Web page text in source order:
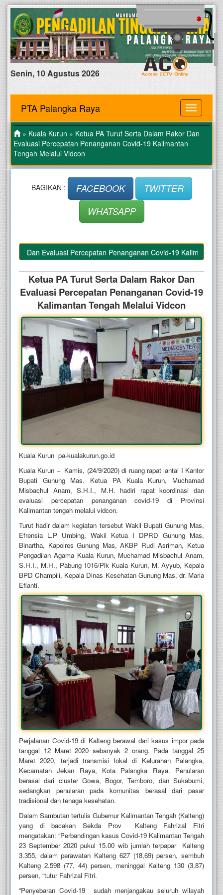
Senin, 10 Agustus 2026
MENU
PTA Palangka Raya
» Kuala Kurun » Ketua PA Turut Serta Dalam Rakor Dan
Evaluasi Percepatan Penanganan Covid-19 Kalimantan
Tengah Melalui Vidcon
BAGIKAN : FACEBOOK
TWITTER
WHATSAPP
Dan Evaluasi Percepatan Penanganan Covid-19 Kalimantan
Ketua PA Turut Serta Dalam Rakor Dan
Evaluasi Percepatan Penanganan Covid-19
Kalimantan Tengah Melalui Vidcon
Kuala Kurun│pa-kualakurun.go.id
Kuala Kurun – Kamis, (24/9/2020) di ruang rapat lantai I Kantor
Bupati Gunung Mas. Ketua PA Kuala Kurun, Muchamad
Misbachul Anam, S.H.I., M.H. hadiri rapat koordinasi dan
evaluasi percepatan penanganan covid-19 di Provinsi
Kalimantan tengah melalui vidcon.
Turut hadir dalam kegiatan tersebut Wakil Bupati Gunung Mas,
Efrensia L.P Umbing, Wakil Ketua I DPRD Gunung Mas,
Binartha, Kapolres Gunung Mas, AKBP Rudi Asriman, Ketua
Pengadilan Agama Kuala Kurun, Muchamad Misbachul Anam,
S.H.I., M.H., Pabung 1016/Plk Kuala Kurun, M. Ayyub, Kepala
BPD Champili, Kepala Dinas Kesehatan Gunung Mas, dr. Maria
Efianti.
Perjalanan Covid-19 di Kalteng berawal dari kasus impor pada
tanggal 12 Maret 2020 sebanyak 2 orang. Pada tanggal 25
Maret 2020, terjadi transmisi lokal di Kelurahan Palangka,
Kecamatan Jekan Raya, Kota Palangka Raya. Penularan
berasal dari cluster Gowa, Bogor, Temboro, dan Sukabumi,
sedangkan penularan pada komunitas berasal dari pasar
tradisional dan tenaga kesehatan.
Dalam Sambutan tertulis Gubernur Kalimantan Tengah (Kalteng)
yang di bacakan Sekda Prov Kalteng Fahrizal Fitri
mengatakan: “Perbandingan kasus Covid-19 Kalimantan Tengah
23 September 2020 pukul 15.00 wib jumlah terpapar Kalteng
3.355, dalam perawatan Kalteng 627 (18,69) persen, sembuh
Kalteng 2.598 (77, 44) persen, meninggal Kalteng 130 (3,87)
persen, “tutur Fahrizal Fitri.
“Penyebaran Covid-19 sudah menjangakau seluruh wilayah